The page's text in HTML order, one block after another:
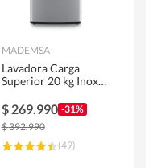
MADEMSA
Lavadora Carga
Superior 20 kg Inox
$ 269.990 -31%
$392.990
(49)